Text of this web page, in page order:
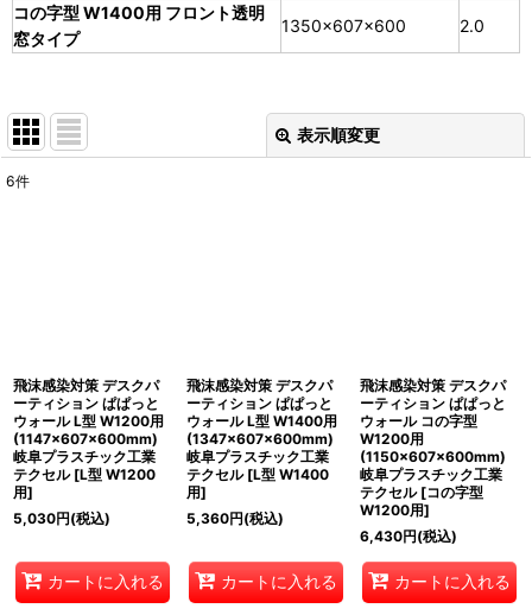
コの字型 W1400用 フロント透明
窓タイプ
1350×607×600 2.0
表示順変更
6件
飛沫感染対策 デスクパ
ーティション ぱぱっと
ウォール L型 W1200用
(1147×607×600mm)
岐阜プラスチック工業
テクセル [L型 W1200
用]
5,030円(税込)
カートに入れる
飛沫感染対策 デスクパ
ーティション ぱぱっと
ウォール L型 W1400用
(1347×607×600mm)
岐阜プラスチック工業
テクセル [L型 W1400
用]
5,360円(税込)
カートに入れる
飛沫感染対策 デスクパ
ーティション ぱぱっと
ウォール コの字型
W1200用
(1150×607×600mm)
岐阜プラスチック工業
テクセル [コの字型
W1200用]
6,430円(税込)
カートに入れる